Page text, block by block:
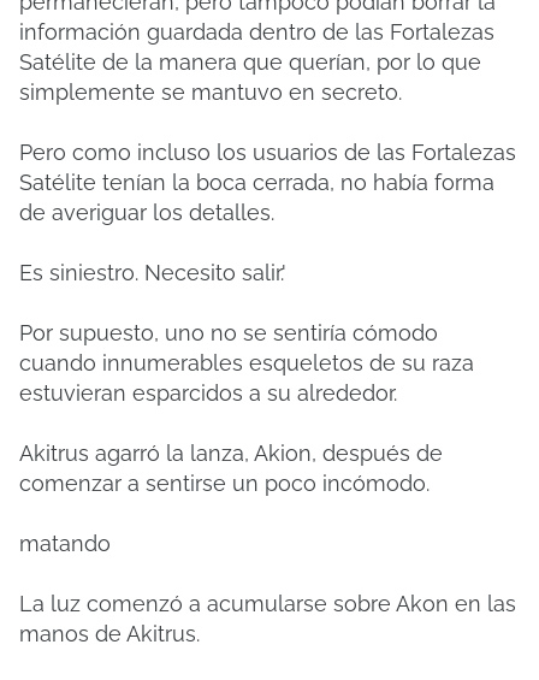
información guardada dentro de las Fortalezas
Satélite de la manera que querían, por lo que
simplemente se mantuvo en secreto.
Pero como incluso los usuarios de las Fortalezas
Satélite tenían la boca cerrada, no había forma
de averiguar los detalles.
Es siniestro. Necesito salir.'
Por supuesto, uno no se sentiría cómodo
cuando innumerables esqueletos de su raza
estuvieran esparcidos a su alrededor.
Akitrus agarró la lanza, Akion, después de
comenzar a sentirse un poco incómodo.
matando
La luz comenzó a acumularse sobre Akon en las
manos de Akitrus.